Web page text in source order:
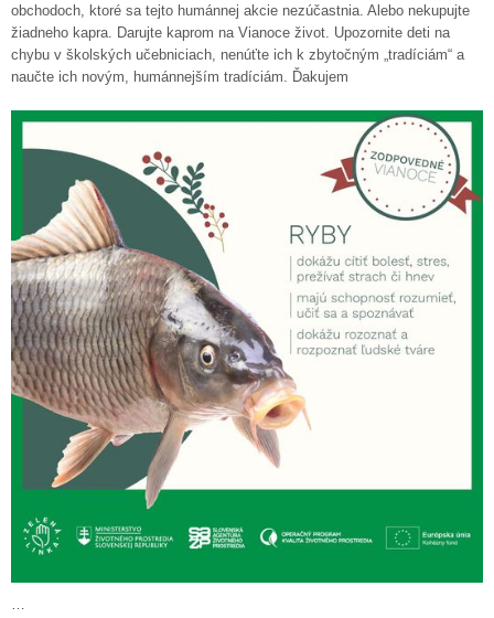
obchodoch, ktoré sa tejto humánnej akcie nezúčastnia. Alebo nekupujte
žiadneho kapra. Darujte kaprom na Vianoce život. Upozornite deti na
chybu v školských učebniciach, nenúťte ich k zbytočným „tradíciám“ a
naučte ich novým, humánnejším tradíciám. Ďakujem